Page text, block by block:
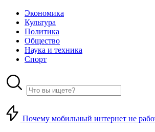
Экономика
Культура
Политика
Общество
Наука и техника
Спорт
Почему мобильный интернет не